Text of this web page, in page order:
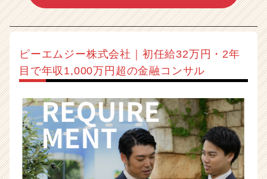
ピーエムジー株式会社｜初任給32万円・2年
目で年収1,000万円超の金融コンサル